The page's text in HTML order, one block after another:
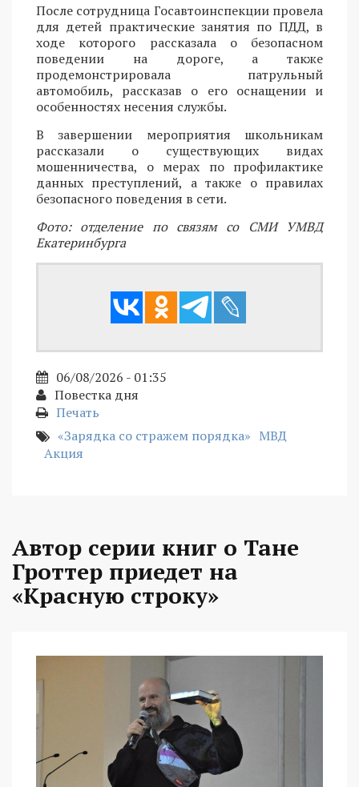
После сотрудница Госавтоинспекции провела
для детей практические занятия по ПДД, в
ходе которого рассказала о безопасном
поведении на дороге, а также
продемонстрировала патрульный
автомобиль, рассказав о его оснащении и
особенностях несения службы.
В завершении мероприятия школьникам
рассказали о существующих видах
мошенничества, о мерах по профилактике
данных преступлений, а также о правилах
безопасного поведения в сети.
Фото: отделение по связям со СМИ УМВД
Екатеринбурга
06/08/2026 - 01:35
Повестка дня
Печать
«Зарядка со стражем порядка» МВД
Акция
Автор серии книг о Тане
Гроттер приедет на
«Красную строку»